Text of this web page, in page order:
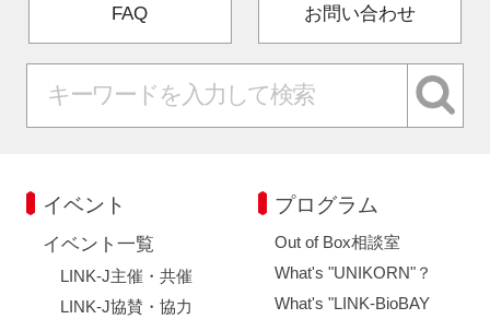
FAQ お問い合わせ
イベント
イベント一覧
LINK-J主催・共催
LINK-J協賛・協力
プログラム
Out of Box相談室
What's "UNIKORN"？
What's "LINK-BioBAY